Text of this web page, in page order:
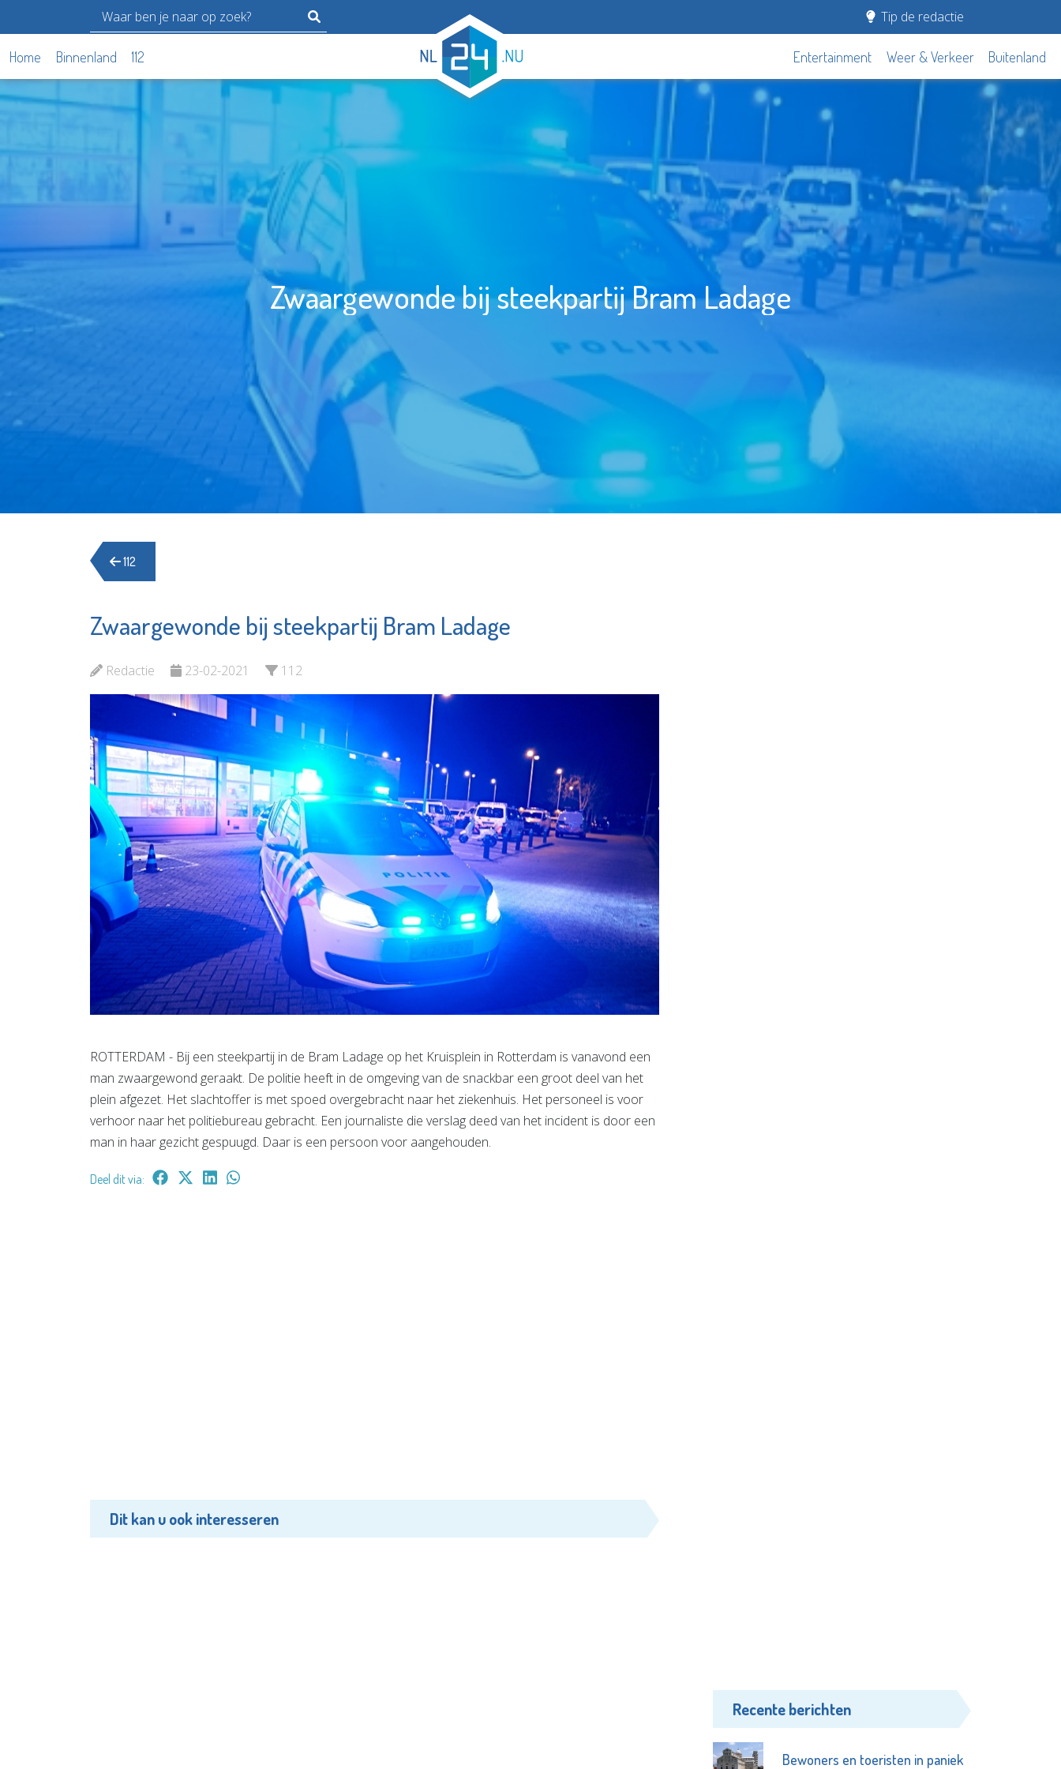
Tip de redactie
Home Binnenland 112 Entertainment Weer & Verkeer Buitenland
Zwaargewonde bij steekpartij Bram Ladage
112
Zwaargewonde bij steekpartij Bram Ladage
Redactie 23-02-2021 112
ROTTERDAM - Bij een steekpartij in de Bram Ladage op het Kruisplein in Rotterdam is vanavond een
man zwaargewond geraakt. De politie heeft in de omgeving van de snackbar een groot deel van het
plein afgezet. Het slachtoffer is met spoed overgebracht naar het ziekenhuis. Het personeel is voor
verhoor naar het politiebureau gebracht. Een journaliste die verslag deed van het incident is door een
man in haar gezicht gespuugd. Daar is een persoon voor aangehouden.
Deel dit via:
Dit kan u ook interesseren
Recente berichten
Bewoners en toeristen in paniek